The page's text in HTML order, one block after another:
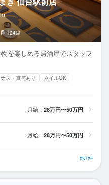
124席
を楽しめる居酒屋でスタッフ
ス・賞与あり
ネイルOK
月給： 28万円〜50万円
月給： 28万円〜50万円
他1件